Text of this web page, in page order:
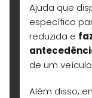
Ajuda que
específico
reduzida e
de um
Além disso,